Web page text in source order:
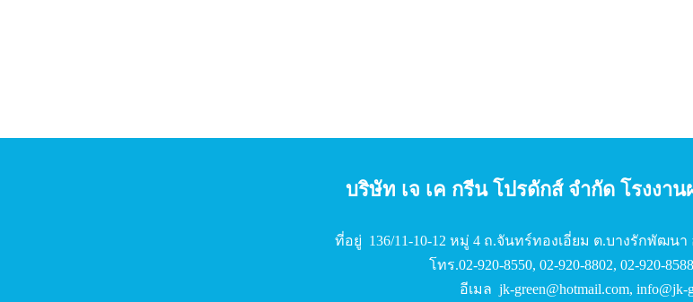
บริษัท เจ เค กรีน โปรดักส์ จํากัด โรงงา
ที่อยู่ 136/11-10-12 หมู่ 4 ถ.จันทร์ทองเอี่ยม ต.บางรักพัฒนา
โทร.02-920-8550, 02-920-8802, 02-920-8588
อีเมล jk-green@hotmail.com, info@jk-